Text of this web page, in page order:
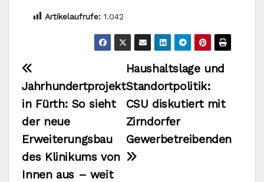
Artikelaufrufe: 1.042
Beitragsnavigation
Haushaltslage und
Standortpolitik:
CSU diskutiert mit
Zirndorfer
Gewerbetreibenden
Jahrhundertprojekt
in Fürth: So sieht
der neue
Erweiterungsbau
des Klinikums von
Innen aus – weit